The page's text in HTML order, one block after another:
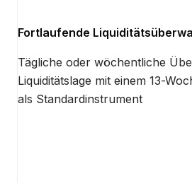
Fortlaufende
Tägliche oder wöchentliche
Liquiditätslage mit einem 13-
als Standardinstrument